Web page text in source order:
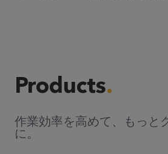
Products
作業効率を高めて、もっと
に。